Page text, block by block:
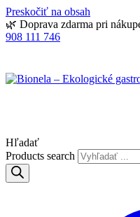
Preskočiť na obsah
🌿 Doprava zdarma pri
908 111 746
Hľadať
Products search